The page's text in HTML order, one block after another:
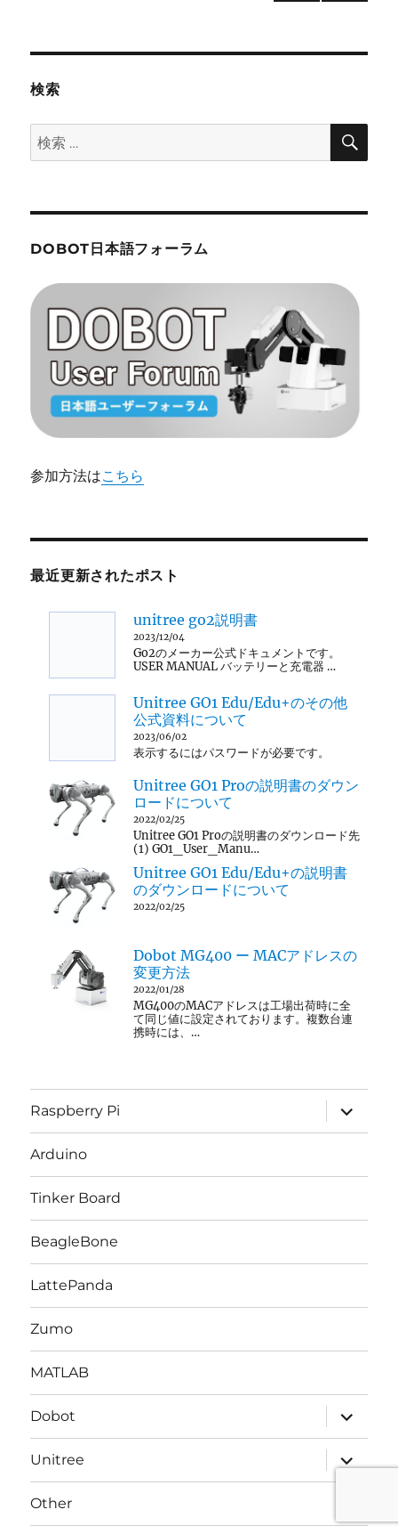
ナ
ビ
ゲ
シ
ョ
ン
検索
検
索:
検
DOBOT日本語フォーラム
参加方法はこちら
最近更新されたポスト
unitree go2説明書
2023/12/04
Go2のメーカー公式ドキュメントです。
USER MANUAL バッテリーと充電器 …
Unitree GO1 Edu/Edu+のその他
公式資料について
2023/06/02
表示するにはパスワードが必要です。
Unitree GO1 Proの説明書のダウン
ロードについて
2022/02/25
Unitree GO1 Proの説明書のダウンロード先
(1) GO1_User_Manu…
Unitree GO1 Edu/Edu+の説明書
のダウンロードについて
2022/02/25
Dobot MG400 ー MACアドレスの
変更方法
2022/01/28
MG400のMACアドレスは工場出荷時に全
て同じ値に設定されております。複数台連
携時には、…
Raspberry Pi
サ
ブ
メ
ー
開
Arduino
Tinker Board
BeagleBone
LattePanda
Zumo
MATLAB
Dobot
サ
ブ
メ
ニ
ュ
ー
開
Unitree
サ
ブ
メ
ー
Other